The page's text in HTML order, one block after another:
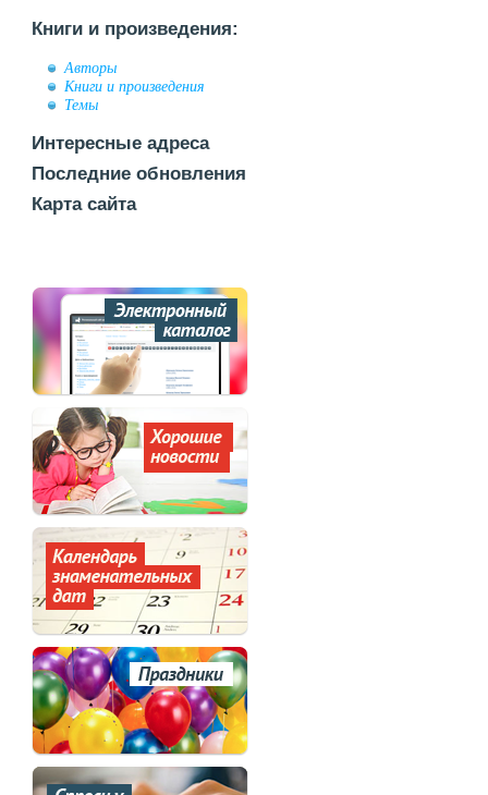
Книги и произведения:
Авторы
Книги и произведения
Темы
Интересные адреса
Последние обновления
Карта сайта